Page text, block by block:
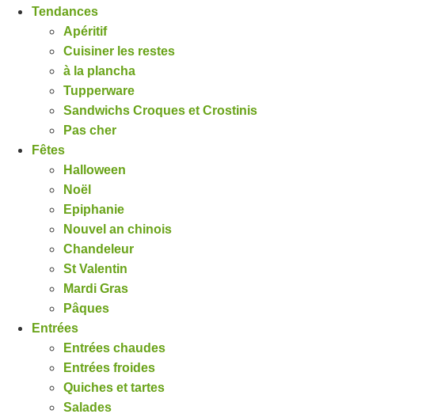
Tendances
Apéritif
Cuisiner les restes
à la plancha
Tupperware
Sandwichs Croques et Crostinis
Pas cher
Fêtes
Halloween
Noël
Epiphanie
Nouvel an chinois
Chandeleur
St Valentin
Mardi Gras
Pâques
Entrées
Entrées chaudes
Entrées froides
Quiches et tartes
Salades